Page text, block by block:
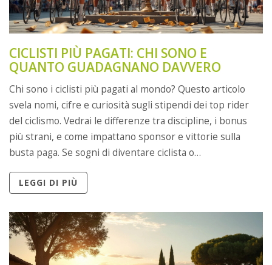
CICLISTI PIÙ PAGATI: CHI SONO E
QUANTO GUADAGNANO DAVVERO
Chi sono i ciclisti più pagati al mondo? Questo articolo
svela nomi, cifre e curiosità sugli stipendi dei top rider
del ciclismo. Vedrai le differenze tra discipline, i bonus
più strani, e come impattano sponsor e vittorie sulla
busta paga. Se sogni di diventare ciclista o
retroscena mai raccontati. Occhio anche ai consigli per
superstar.
LEGGI DI PIÙ